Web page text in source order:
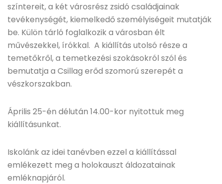
színtereit, a két városrész zsidó családjainak
tevékenységét, kiemelkedő személyiségeit mutatják
be. Külön tárló foglalkozik a városban élt
művészekkel, írókkal. A kiállítás utolsó része a
temetőkről, a temetkezési szokásokról szól és
bemutatja a Csillag erőd szomorú szerepét a
vészkorszakban.
Április 25-én délután 14.00-kor nyitottuk meg
kiállításunkat.
Iskolánk az idei tanévben ezzel a kiállítással
emlékezett meg a holokauszt áldozatainak
emléknapjáról.